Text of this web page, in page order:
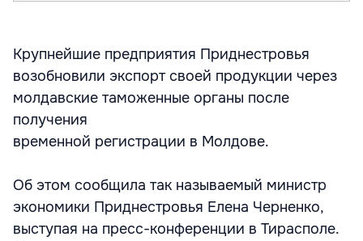
Крупнейшие предприятия Приднестровья
возобновили экспорт своей продукции через
молдавские таможенные органы после
получения
временной регистрации в Молдове.
Об этом сообщила так называемый министр
экономики Приднестровья Елена Черненко,
выступая на пресс-конференции в Тирасполе.